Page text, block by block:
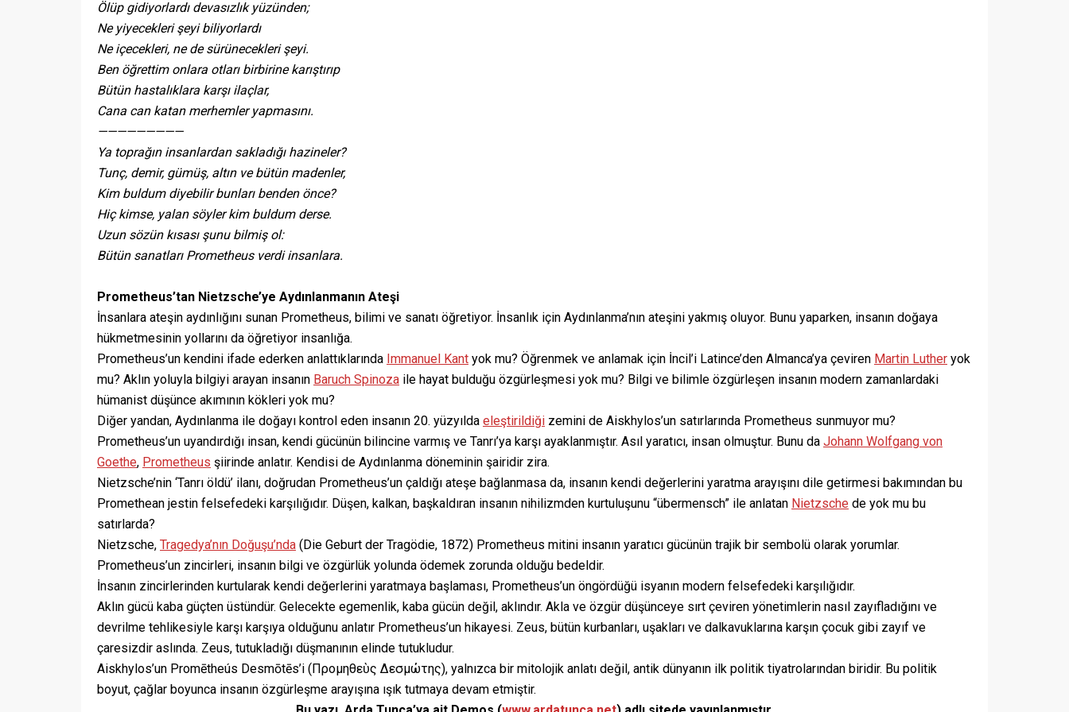
Ölüp gidiyorlardı devasızlık yüzünden;
Ne yiyecekleri şeyi biliyorlardı
Ne içecekleri, ne de sürünecekleri şeyi.
Ben öğrettim onlara otları birbirine karıştırıp
Bütün hastalıklara karşı ilaçlar,
Cana can katan merhemler yapmasını.
—————————
Ya toprağın insanlardan sakladığı hazineler?
Tunç, demir, gümüş, altın ve bütün madenler,
Kim buldum diyebilir bunları benden önce?
Hiç kimse, yalan söyler kim buldum derse.
Uzun sözün kısası şunu bilmiş ol:
Bütün sanatları Prometheus verdi insanlara.
Prometheus’tan Nietzsche’ye Aydınlanmanın Ateşi
İnsanlara ateşin aydınlığını sunan Prometheus, bilimi ve sanatı öğretiyor. İnsanlık için Aydınlanma’nın ateşini yakmış oluyor. Bunu yaparken, insanın doğaya
hükmetmesinin yollarını da öğretiyor insanlığa.
Prometheus’un kendini ifade ederken anlattıklarında Immanuel Kant yok mu? Öğrenmek ve anlamak için İncil’i Latince’den Almanca’ya çeviren Martin Luther yok
mu? Aklın yoluyla bilgiyi arayan insanın Baruch Spinoza ile hayat bulduğu özgürleşmesi yok mu? Bilgi ve bilimle özgürleşen insanın modern zamanlardaki
hümanist düşünce akımının kökleri yok mu?
Diğer yandan, Aydınlanma ile doğayı kontrol eden insanın 20. yüzyılda eleştirildiği zemini de Aiskhylos’un satırlarında Prometheus sunmuyor mu?
Prometheus’un uyandırdığı insan, kendi gücünün bilincine varmış ve Tanrı’ya karşı ayaklanmıştır. Asıl yaratıcı, insan olmuştur. Bunu da Johann Wolfgang von
Goethe, Prometheus şiirinde anlatır. Kendisi de Aydınlanma döneminin şairidir zira.
Nietzsche’nin ‘Tanrı öldü’ ilanı, doğrudan Prometheus’un çaldığı ateşe bağlanmasa da, insanın kendi değerlerini yaratma arayışını dile getirmesi bakımından bu
Promethean jestin felsefedeki karşılığıdır. Düşen, kalkan, başkaldıran insanın nihilizmden kurtuluşunu “übermensch” ile anlatan Nietzsche de yok mu bu
satırlarda?
Nietzsche, Tragedya’nın Doğuşu’nda (Die Geburt der Tragödie, 1872) Prometheus mitini insanın yaratıcı gücünün trajik bir sembolü olarak yorumlar.
Prometheus’un zincirleri, insanın bilgi ve özgürlük yolunda ödemek zorunda olduğu bedeldir.
İnsanın zincirlerinden kurtularak kendi değerlerini yaratmaya başlaması, Prometheus’un öngördüğü isyanın modern felsefedeki karşılığıdır.
Aklın gücü kaba güçten üstündür. Gelecekte egemenlik, kaba gücün değil, aklındır. Akla ve özgür düşünceye sırt çeviren yönetimlerin nasıl zayıfladığını ve
devrilme tehlikesiyle karşı karşıya olduğunu anlatır Prometheus’un hikayesi. Zeus, bütün kurbanları, uşakları ve dalkavuklarına karşın çocuk gibi zayıf ve
çaresizdir aslında. Zeus, tutukladığı düşmanının elinde tutukludur.
Aiskhylos’un Promētheús Desmōtēs’i (Προμηθεὺς Δεσμώτης), yalnızca bir mitolojik anlatı değil, antik dünyanın ilk politik tiyatrolarından biridir. Bu politik
boyut, çağlar boyunca insanın özgürleşme arayışına ışık tutmaya devam etmiştir.